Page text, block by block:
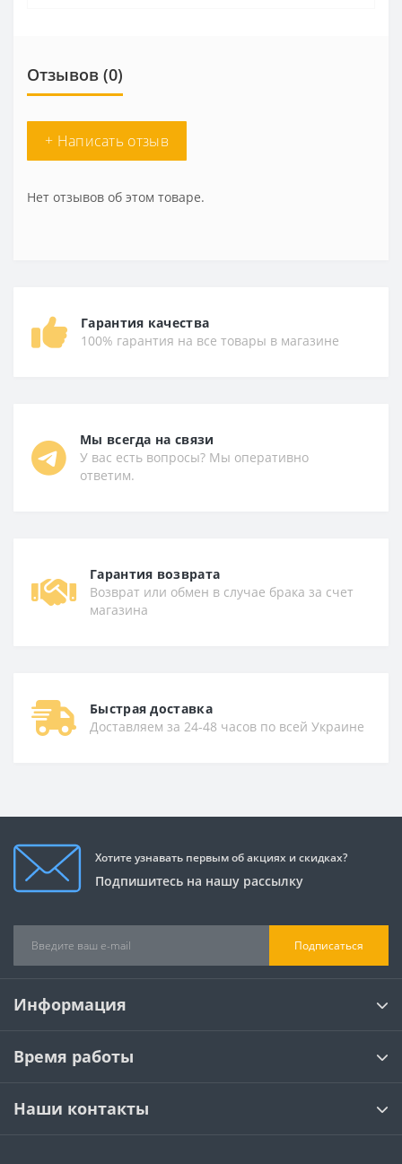
Отзывов (0)
+ Написать отзыв
Нет отзывов об этом товаре.
Гарантия качества
100% гарантия на все товары в магазине
Мы всегда на связи
У вас есть вопросы? Мы оперативно
ответим.
Гарантия возврата
Возврат или обмен в случае брака за счет
магазина
Быстрая доставка
Доставляем за 24-48 часов по всей Украине
Хотите узнавать первым об акциях и скидках?
Подпишитесь на нашу рассылку
Подписаться
Информация
Время работы
Наши контакты